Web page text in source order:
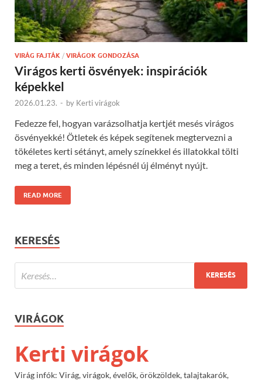
VIRÁG FAJTÁK / VIRÁGOK GONDOZÁSA
Virágos kerti ösvények: inspirációk
képekkel
2026.01.23. - by Kerti virágok
Fedezze fel, hogyan varázsolhatja kertjét mesés virágos
ösvényekké! Ötletek és képek segítenek megtervezni a
tökéletes kerti sétányt, amely színekkel és illatokkal tölti
meg a teret, és minden lépésnél új élményt nyújt.
READ MORE
KERESÉS
VIRÁGOK
Kerti virágok
Virág infók: Virág, virágok, évelők, örökzöldek, talajtakarók,